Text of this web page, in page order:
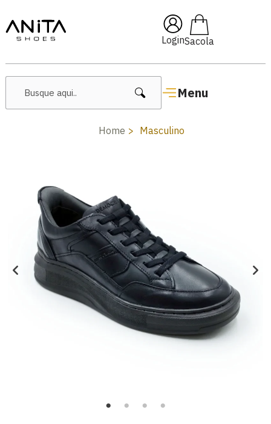
Login
Menu
🔥 Lançamentos Femininos
Home Masculino